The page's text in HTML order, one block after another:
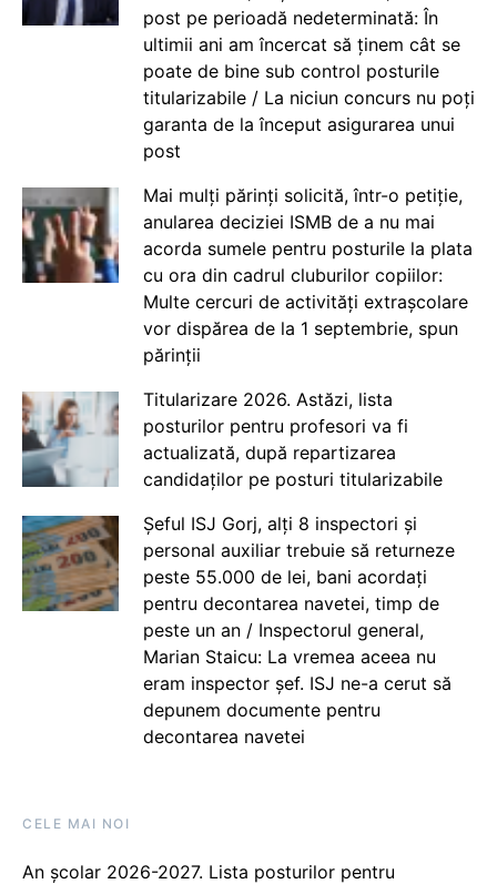
post pe perioadă nedeterminată: În
ultimii ani am încercat să ținem cât se
poate de bine sub control posturile
titularizabile / La niciun concurs nu poți
garanta de la început asigurarea unui
post
Mai mulți părinți solicită, într-o petiție,
anularea deciziei ISMB de a nu mai
acorda sumele pentru posturile la plata
cu ora din cadrul cluburilor copiilor:
Multe cercuri de activități extrașcolare
vor dispărea de la 1 septembrie, spun
părinții
Titularizare 2026. Astăzi, lista
posturilor pentru profesori va fi
actualizată, după repartizarea
candidaților pe posturi titularizabile
Șeful ISJ Gorj, alți 8 inspectori și
personal auxiliar trebuie să returneze
peste 55.000 de lei, bani acordați
pentru decontarea navetei, timp de
peste un an / Inspectorul general,
Marian Staicu: La vremea aceea nu
eram inspector șef. ISJ ne-a cerut să
depunem documente pentru
decontarea navetei
CELE MAI NOI
An școlar 2026-2027. Lista posturilor pentru